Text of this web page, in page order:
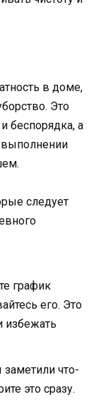
в доме,
Это
беспорядка, а
выполнении
следует
график
его. Это
избежать
заметили что-
это сразу.